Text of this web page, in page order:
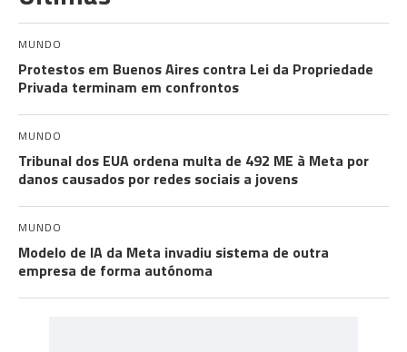
MUNDO
Protestos em Buenos Aires contra Lei da Propriedade
Privada terminam em confrontos
MUNDO
Tribunal dos EUA ordena multa de 492 ME à Meta por
danos causados por redes sociais a jovens
MUNDO
Modelo de IA da Meta invadiu sistema de outra
empresa de forma autónoma